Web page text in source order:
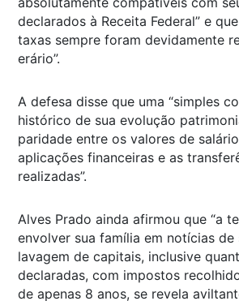
declarados à Receita Federal” e
taxas sempre foram devidamente
erário”.
A defesa disse que uma “simples
histórico de sua evolução
paridade entre os valores de
aplicações financeiras e as
realizadas”.
Alves Prado ainda afirmou que “a
envolver sua família em notícias de
lavagem de capitais, inclusive
declaradas, com impostos
de apenas 8 anos, se revela